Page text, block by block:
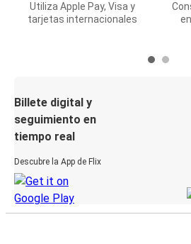
Utiliza Apple Pay, Visa y
tarjetas internacionales
Billete digital y
seguimiento en
tiempo real
Descubre la App de Flix